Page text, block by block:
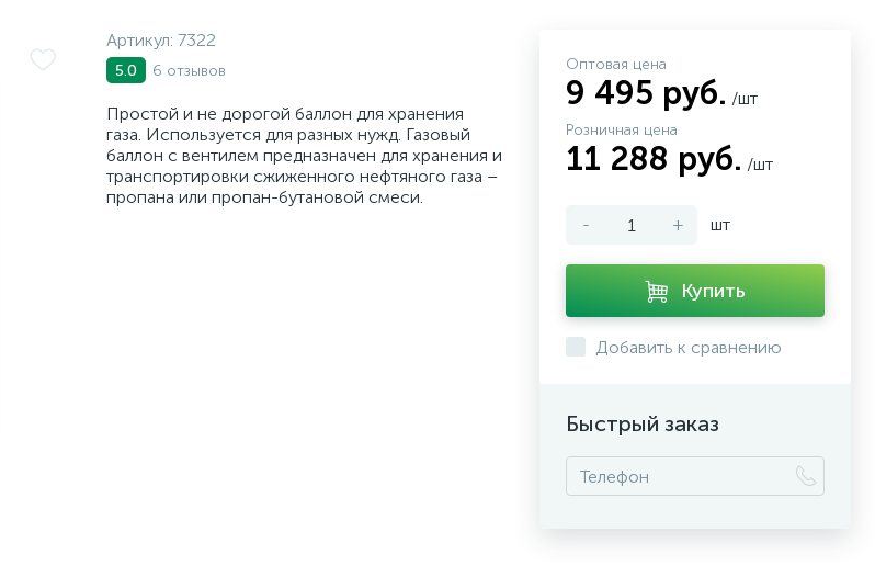
Артикул: 7322
5.0 6 отзывов
Простой и не дорогой баллон для хранения
газа. Используется для разных нужд. Газовый
баллон с вентилем предназначен для хранения и
транспортировки сжиженного нефтяного газа –
пропана или пропан-бутановой смеси.
Оптовая цена
9 495 руб. /шт
Розничная цена
11 288 руб. /шт
- + шт
Купить
Добавить к сравнению
Быстрый заказ